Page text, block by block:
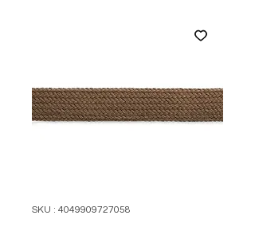
SKU : 4049909727058